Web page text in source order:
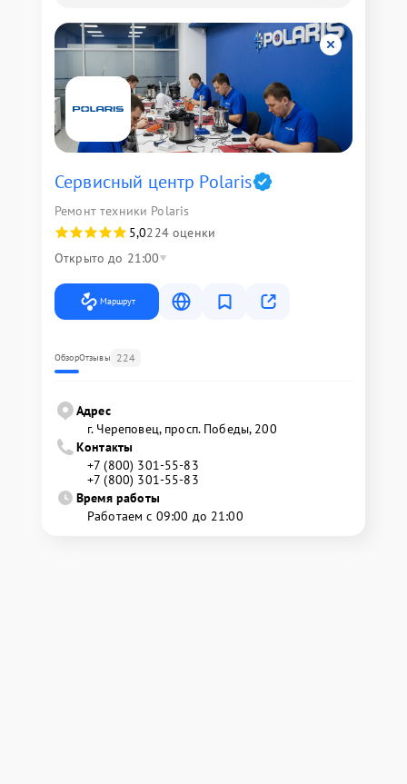
Сервисный центр Polaris
Ремонт техники Polaris
5,0224 оценки
Открыто до 21:00
Маршрут
ОбзорОтзывы 224
Адрес
г. Череповец, просп. Победы, 200
Контакты
+7 (800) 301-55-83
+7 (800) 301-55-83
Время работы
Работаем с 09:00 до 21:00